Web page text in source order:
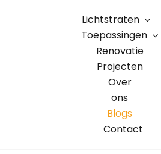
Lichtstraten
Toepassingen
Renovatie
Projecten
Over
ons
Blogs
Contact